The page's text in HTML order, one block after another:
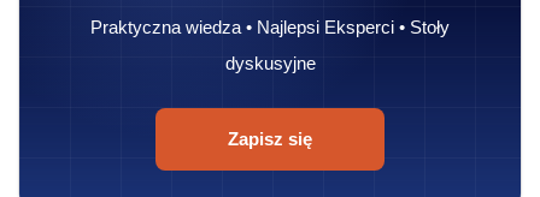
Praktyczna wiedza • Najlepsi Eksperci • Stoły
dyskusyjne
Zapisz się